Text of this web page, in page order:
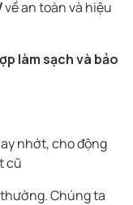
về an toàn và hiệu
làm sạch và bảo
nhớt, cho động
cũ
Chúng ta